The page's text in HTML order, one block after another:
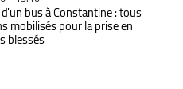
bus à Constantine : tous
mobilisés pour la prise en
blessés